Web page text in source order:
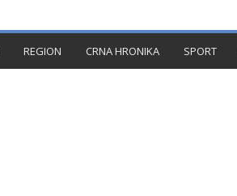
REGION CRNA HRONIKA SPORT